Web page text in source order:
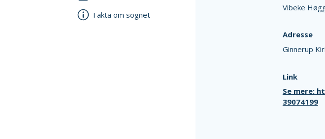
Fakta om sognet
Vibeke
Adresse
Ginnerup
Link
Se mere:
39074199